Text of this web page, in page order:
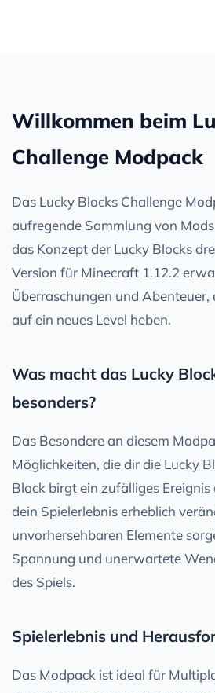
Willkommen beim
Challenge Modpack
Das Lucky Blocks Challenge
aufregende Sammlung von
das Konzept der Lucky Blocks
Version für Minecraft 1.12.2
Überraschungen und Abenteuer,
auf ein neues Level heben.
Was macht das Lucky
besonders?
Das Besondere an diesem
Möglichkeiten, die dir die Lucky
Block birgt ein zufälliges Ereignis
dein Spielerlebnis erheblich
unvorhersehbaren Elemente
Spannung und unerwartete
des Spiels.
Spielerlebnis und
Das Modpack ist ideal für